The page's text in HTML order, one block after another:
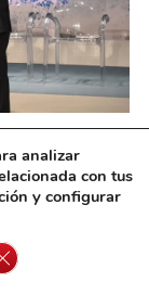
Rural,
analizar
con tus
y configurar
Cerrar el banner de